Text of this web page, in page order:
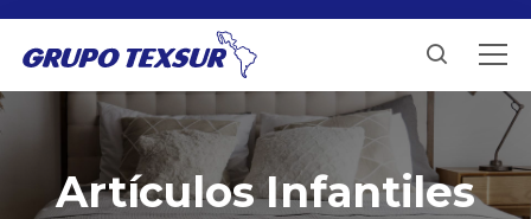
Artículos Infantiles